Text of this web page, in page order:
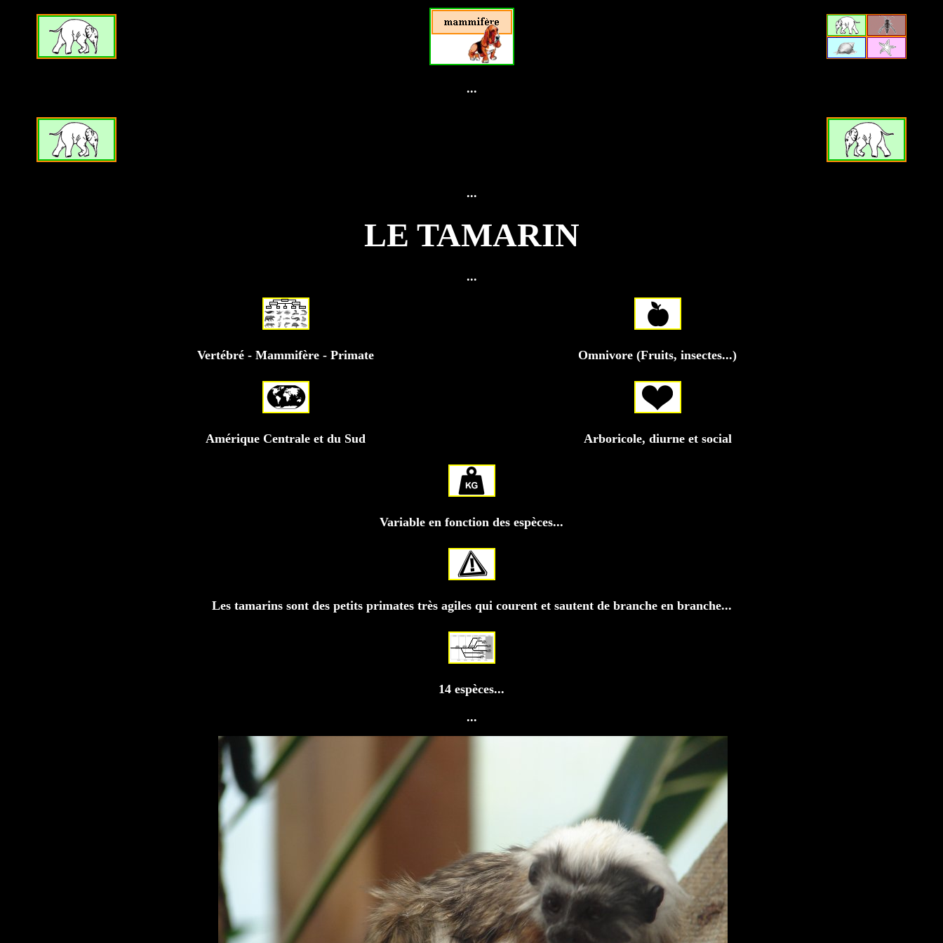
...
...
LE TAMARIN
...
Vertébré - Mammifère - Primate Omnivore (Fruits, insectes...)
Amérique Centrale et du Sud Arboricole, diurne et social
Variable en fonction des espèces...
Les tamarins sont des petits primates très agiles qui courent et sautent de branche en branche...
14 espèces...
...